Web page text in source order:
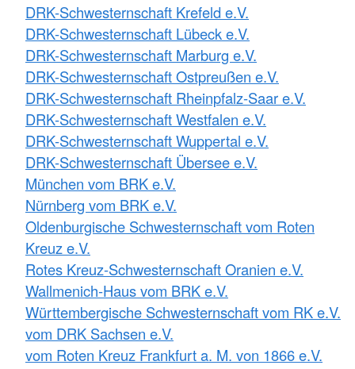
DRK-Schwesternschaft Krefeld e.V.
DRK-Schwesternschaft Lübeck e.V.
DRK-Schwesternschaft Marburg e.V.
DRK-Schwesternschaft Ostpreußen e.V.
DRK-Schwesternschaft Rheinpfalz-Saar e.V.
DRK-Schwesternschaft Westfalen e.V.
DRK-Schwesternschaft Wuppertal e.V.
DRK-Schwesternschaft Übersee e.V.
München vom BRK e.V.
Nürnberg vom BRK e.V.
Oldenburgische Schwesternschaft vom Roten
Kreuz e.V.
Rotes Kreuz-Schwesternschaft Oranien e.V.
Wallmenich-Haus vom BRK e.V.
Württembergische Schwesternschaft vom RK e.V.
vom DRK Sachsen e.V.
vom Roten Kreuz Frankfurt a. M. von 1866 e.V.